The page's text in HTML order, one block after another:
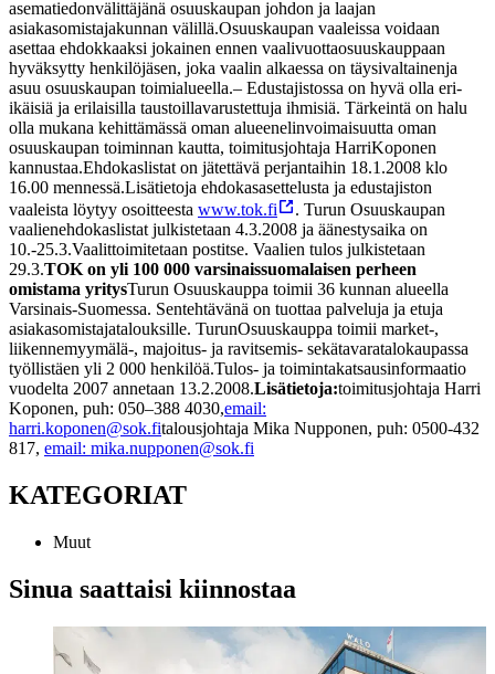
asematiedonvälittäjänä osuuskaupan johdon ja laajan
asiakasomistajakunnan välillä.Osuuskaupan vaaleissa voidaan
asettaa ehdokkaaksi jokainen ennen vaalivuottaosuuskauppaan
hyväksytty henkilöjäsen, joka vaalin alkaessa on täysivaltainenja
asuu osuuskaupan toimialueella.– Edustajistossa on hyvä olla eri-
ikäisiä ja erilaisilla taustoillavarustettuja ihmisiä. Tärkeintä on halu
olla mukana kehittämässä oman alueenelinvoimaisuutta oman
osuuskaupan toiminnan kautta, toimitusjohtaja HarriKoponen
kannustaa.Ehdokaslistat on jätettävä perjantaihin 18.1.2008 klo
16.00 mennessä.Lisätietoja ehdokasasettelusta ja edustajiston
vaaleista löytyy osoitteesta www.tok.fi
. Turun Osuuskaupan
vaalienehdokaslistat julkistetaan 4.3.2008 ja äänestysaika on
10.-25.3.Vaalittoimitetaan postitse. Vaalien tulos julkistetaan
29.3.TOK on yli 100 000 varsinaissuomalaisen perheen
omistama yritysTurun Osuuskauppa toimii 36 kunnan alueella
Varsinais-Suomessa. Sentehtävänä on tuottaa palveluja ja etuja
asiakasomistajatalouksille. TurunOsuuskauppa toimii market-,
liikennemyymälä-, majoitus- ja ravitsemis- sekätavaratalokaupassa
työllistäen yli 2 000 henkilöä.Tulos- ja toimintakatsausinformaatio
vuodelta 2007 annetaan 13.2.2008.Lisätietoja:toimitusjohtaja Harri
Koponen, puh: 050–388 4030,email:
harri.koponen@sok.fitalousjohtaja Mika Nupponen, puh: 0500-432
817, email: mika.nupponen@sok.fi
KATEGORIAT
Muut
Sinua saattaisi kiinnostaa